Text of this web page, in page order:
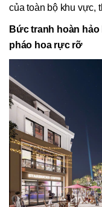
của toàn bộ khu vực,
Bức tranh hoàn
pháo hoa rực rỡ